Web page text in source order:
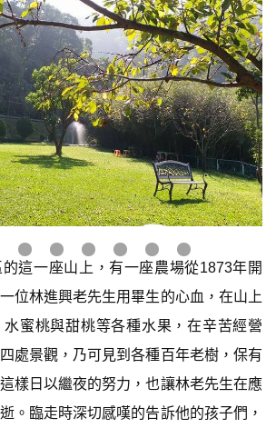
這一座山上，有一座農場從1873年開
位林進興老先生用畢生的心血，在山上
蜜桃與甜桃等各種水果，在辛苦經營
處景觀，乃可見到各種百年老樹，保有
樣日以繼夜的努力，也讓林老先生在應
。臨走時深切感嘆的告訴他的孩子們，